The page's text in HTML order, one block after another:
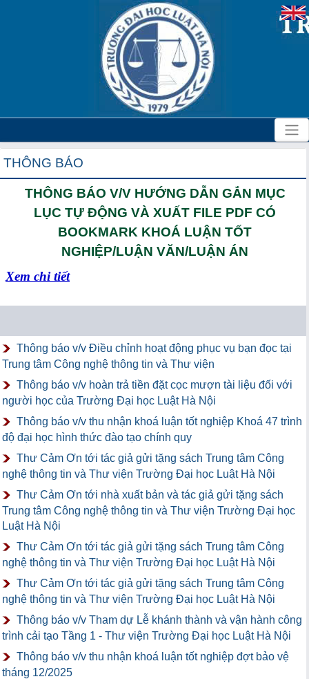
THÔNG BÁO
THÔNG BÁO V/V HƯỚNG DẪN GẮN MỤC
LỤC TỰ ĐỘNG VÀ XUẤT FILE PDF CÓ
BOOKMARK KHOÁ LUẬN TỐT
NGHIỆP/LUẬN VĂN/LUẬN ÁN
Xem chi tiết
Thông báo v/v Điều chỉnh hoạt động phục vụ bạn đọc tại
Trung tâm Công nghệ thông tin và Thư viện
Thông báo v/v hoàn trả tiền đặt cọc mượn tài liệu đối với
người học của Trường Đại học Luật Hà Nội
Thông báo v/v thu nhận khoá luận tốt nghiệp Khoá 47 trình
độ đại học hình thức đào tạo chính quy
Thư Cảm Ơn tới tác giả gửi tặng sách Trung tâm Công
nghệ thông tin và Thư viện Trường Đại học Luật Hà Nội
Thư Cảm Ơn tới nhà xuất bản và tác giả gửi tặng sách
Trung tâm Công nghệ thông tin và Thư viện Trường Đại học
Luật Hà Nội
Thư Cảm Ơn tới tác giả gửi tặng sách Trung tâm Công
nghệ thông tin và Thư viện Trường Đại học Luật Hà Nội
Thư Cảm Ơn tới tác giả gửi tặng sách Trung tâm Công
nghệ thông tin và Thư viện Trường Đại học Luật Hà Nội
Thông báo v/v Tham dự Lễ khánh thành và vận hành công
trình cải tạo Tầng 1 - Thư viện Trường Đại học Luật Hà Nội
Thông báo v/v thu nhận khoá luận tốt nghiệp đợt bảo vệ
tháng 12/2025